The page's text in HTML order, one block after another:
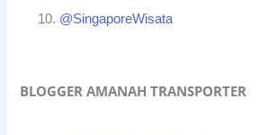
@SingaporeWisata
BLOGGER AMANAH TRANSPORTER